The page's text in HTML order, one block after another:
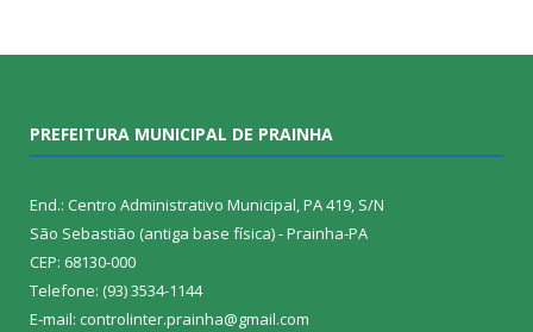
PREFEITURA MUNICIPAL DE PRAINHA
End.: Centro Administrativo Municipal, PA 419, S/N
São Sebastião (antiga base física) - Prainha-PA
CEP: 68130-000
Telefone: (93) 3534-1144
E-mail: controlinter.prainha@gmail.com